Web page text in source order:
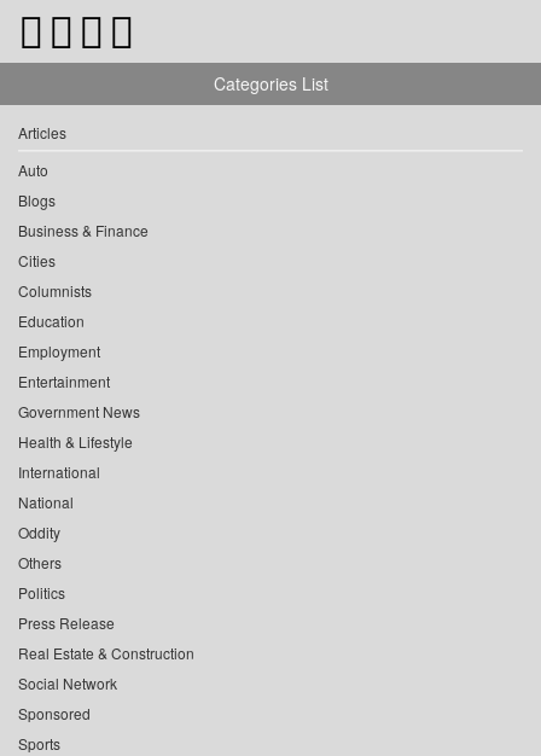
Categories List
Articles
Auto
Blogs
Business & Finance
Cities
Columnists
Education
Employment
Entertainment
Government News
Health & Lifestyle
International
National
Oddity
Others
Politics
Press Release
Real Estate & Construction
Social Network
Sponsored
Sports